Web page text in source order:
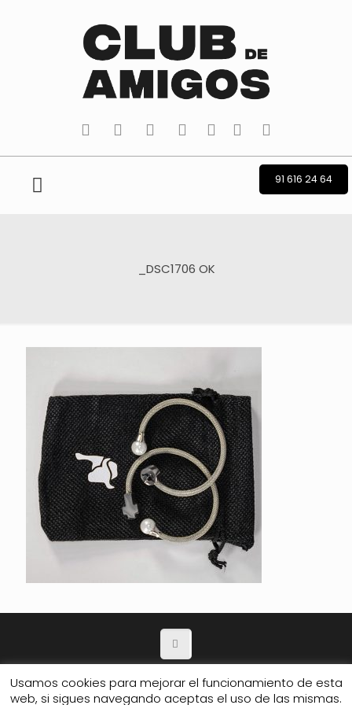
tiktokfacebook
instagram
TwitterYoutube
Telegramwhatsapp
91 616 24 64
_DSC1706 OK
Política de Privacidad
© 2026 Club de amigos.
Usamos cookies para mejorar el funcionamiento de esta
web, si sigues navegando aceptas el uso de las mismas.